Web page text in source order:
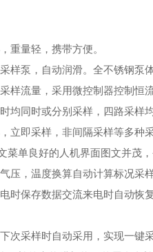
重量轻，携带方便。
样泵，自动润滑。全不锈钢泵
样流量，采用微控制器控制恒
均同时或分别采样，四路采样
立即采样，非间隔采样等多种
菜单良好的人机界面图文并茂
压，温度换算自动计算标况采样
时保存数据交流来电时自动
次采样时自动采用，实现一键采